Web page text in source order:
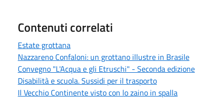
Contenuti correlati
Estate grottana
Nazzareno Confaloni: un grottano illustre in Brasile
Convegno "L'Acqua e gli Etruschi" - Seconda edizione
Disabilità e scuola. Sussidi per il trasporto
Il Vecchio Continente visto con lo zaino in spalla